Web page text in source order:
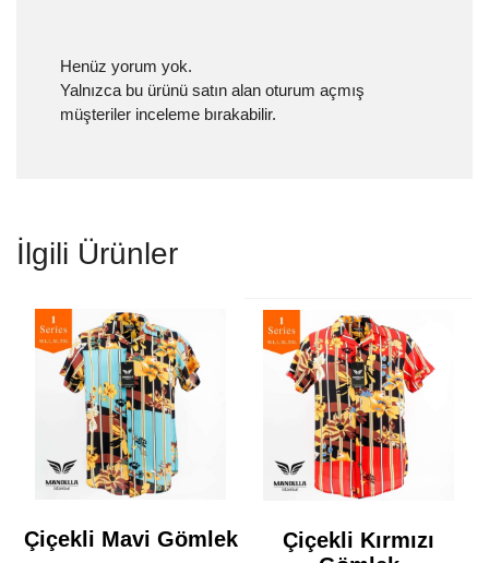
Henüz yorum yok.
Yalnızca bu ürünü satın alan oturum açmış
müşteriler inceleme bırakabilir.
İlgili Ürünler
Çiçekli Mavi Gömlek
Çiçekli Kırmızı